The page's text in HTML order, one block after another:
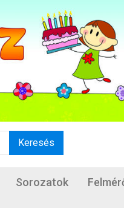
Keresés
Sorozatok